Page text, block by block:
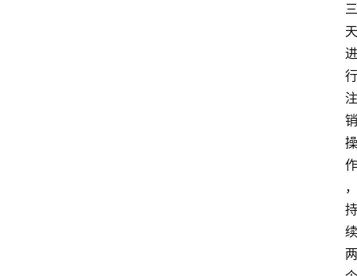
三
天
进
行
注
销
操
作
，
持
续
两